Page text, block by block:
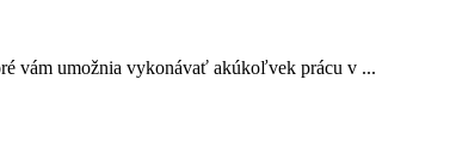
vám umožnia vykonávať akúkoľvek prácu v ...